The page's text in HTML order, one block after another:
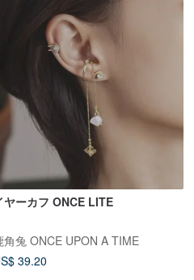
ヤーカフ ONCE LITE
角兔 ONCE UPON A TIME
39.20